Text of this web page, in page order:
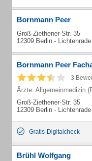
Bornmann Peer
Groß-Ziethener-Str. 35
12309 Berlin - Lichtenrade
Bornmann Peer
3
Ärzte: Allgemeinmedizin
Groß-Ziethener-Str. 35
12309 Berlin - Lichtenrade
Gratis-Digitalcheck
Brühl Wolfgang